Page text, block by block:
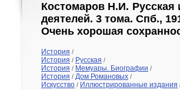
Костомаров Н.И. Русская
деятелей. 3 тома. Спб.,
Очень хорошая
История /
История / Русская /
История / Мемуары. Биографии /
История / Дом Романовых /
Искусство / Иллюстрированные издания